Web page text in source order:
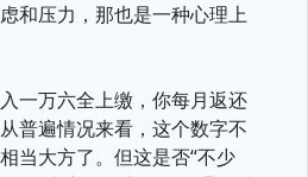
和压力，那也是一种心理上
一万六全上缴，你每月返还
普遍情况来看，这个数字不
当大方了。但这是否“不少